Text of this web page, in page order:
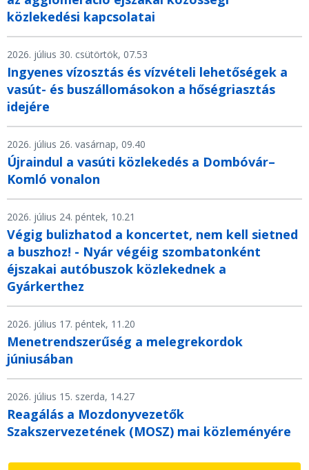
közlekedési kapcsolatai
2026. július 30. csütörtök, 07.53
Ingyenes vízosztás és vízvételi lehetőségek a
vasút- és buszállomásokon a hőségriasztás
idejére
2026. július 26. vasárnap, 09.40
Újraindul a vasúti közlekedés a Dombóvár–
Komló vonalon
2026. július 24. péntek, 10.21
Végig bulizhatod a koncertet, nem kell sietned
a buszhoz! - Nyár végéig szombatonként
éjszakai autóbuszok közlekednek a
Gyárkerthez
2026. július 17. péntek, 11.20
Menetrendszerűség a melegrekordok
júniusában
2026. július 15. szerda, 14.27
Reagálás a Mozdonyvezetők
Szakszervezetének (MOSZ) mai közleményére